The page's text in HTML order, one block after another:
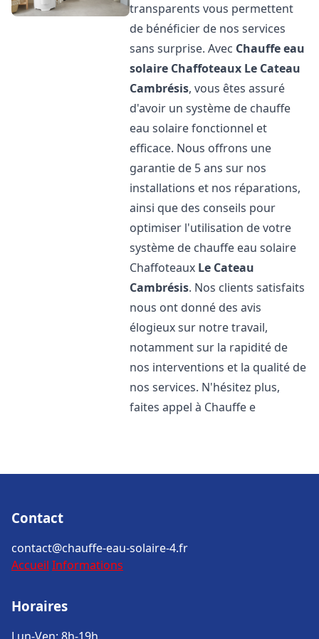
transparents vous permettent
de bénéficier de nos services
sans surprise. Avec Chauffe eau
solaire Chaffoteaux Le Cateau
Cambrésis, vous êtes assuré
d'avoir un système de chauffe
eau solaire fonctionnel et
efficace. Nous offrons une
garantie de 5 ans sur nos
installations et nos réparations,
ainsi que des conseils pour
optimiser l'utilisation de votre
système de chauffe eau solaire
Chaffoteaux Le Cateau
Cambrésis. Nos clients satisfaits
nous ont donné des avis
élogieux sur notre travail,
notamment sur la rapidité de
nos interventions et la qualité de
nos services. N'hésitez plus,
faites appel à Chauffe e
Contact
contact@chauffe-eau-solaire-4.fr
Accueil Informations
Horaires